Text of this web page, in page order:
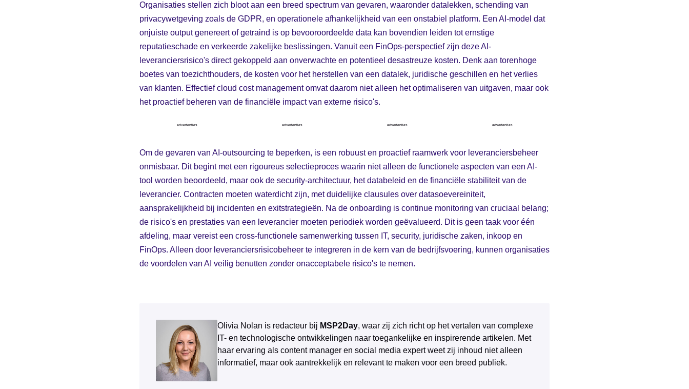
Organisaties stellen zich bloot aan een breed spectrum van gevaren, waaronder datalekken, schending van
privacywetgeving zoals de GDPR, en operationele afhankelijkheid van een onstabiel platform. Een AI-model dat
onjuiste output genereert of getraind is op bevooroordeelde data kan bovendien leiden tot ernstige
reputatieschade en verkeerde zakelijke beslissingen. Vanuit een FinOps-perspectief zijn deze AI-
leveranciersrisico's direct gekoppeld aan onverwachte en potentieel desastreuze kosten. Denk aan torenhoge
boetes van toezichthouders, de kosten voor het herstellen van een datalek, juridische geschillen en het verlies
van klanten. Effectief cloud cost management omvat daarom niet alleen het optimaliseren van uitgaven, maar ook
het proactief beheren van de financiële impact van externe risico's.
advertenties advertenties advertenties advertenties
Om de gevaren van AI-outsourcing te beperken, is een robuust en proactief raamwerk voor leveranciersbeheer
onmisbaar. Dit begint met een rigoureus selectieproces waarin niet alleen de functionele aspecten van een AI-
tool worden beoordeeld, maar ook de security-architectuur, het databeleid en de financiële stabiliteit van de
leverancier. Contracten moeten waterdicht zijn, met duidelijke clausules over datasoevereiniteit,
aansprakelijkheid bij incidenten en exitstrategieën. Na de onboarding is continue monitoring van cruciaal belang;
de risico's en prestaties van een leverancier moeten periodiek worden geëvalueerd. Dit is geen taak voor één
afdeling, maar vereist een cross-functionele samenwerking tussen IT, security, juridische zaken, inkoop en
FinOps. Alleen door leveranciersrisicobeheer te integreren in de kern van de bedrijfsvoering, kunnen organisaties
de voordelen van AI veilig benutten zonder onacceptabele risico's te nemen.
Olivia Nolan is redacteur bij MSP2Day, waar zij zich richt op het vertalen van complexe
IT- en technologische ontwikkelingen naar toegankelijke en inspirerende artikelen. Met
haar ervaring als content manager en social media expert weet zij inhoud niet alleen
informatief, maar ook aantrekkelijk en relevant te maken voor een breed publiek.